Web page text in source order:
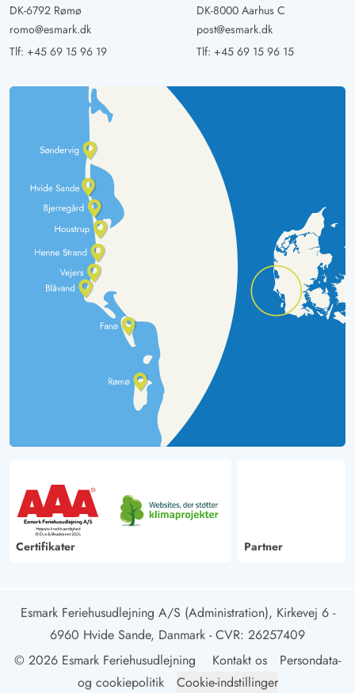
DK-6792 Rømø
romo@esmark.dk
Tlf: +45 69 15 96 19
DK-8000 Aarhus C
post@esmark.dk
Tlf: +45 69 15 96 15
Certifikater Partner
Esmark Feriehusudlejning A/S (Administration), Kirkevej 6 -
6960 Hvide Sande, Danmark - CVR: 26257409
© 2026 Esmark Feriehusudlejning
Kontakt os
Persondata-
og cookiepolitik
Cookie-indstillinger